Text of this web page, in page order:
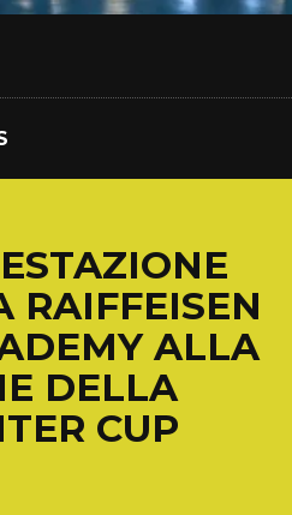
RAIFFEISEN
ALLA
DELLA
CUP